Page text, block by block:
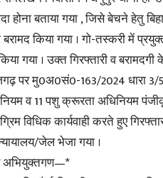
होना बताया गया , जिसे बेचने हेतु
बरामद किया गया । गो-तस्करी में
गया । उक्त गिरफ्तारी व बरामदगी
पर मु0अ0सं0-163/2024 धारा 3/
व 11 पशु क्रूरता अधिनियम
विधिक कार्यवाही करते हुए
जेल भेजा गया ।
अभियुक्तगण—*